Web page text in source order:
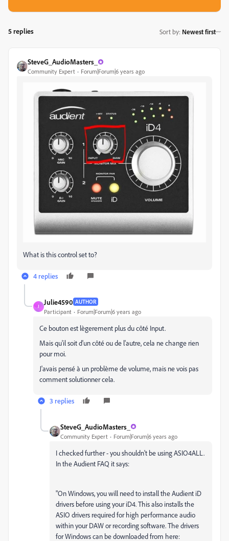
5 replies Sort by: Newest first
SteveG_AudioMasters_
Community Expert Forum|Forum|6 years ago
What is this control set to?
4 replies
J
Julie4590 AUTHOR
Participant Forum|Forum|6 years ago
Ce bouton est lègerement plus du côté Input.
Mais qu'il soit d'un côté ou de l'autre, cela ne change rien
pour moi.
J'avais pensé à un problème de volume, mais ne vois pas
comment solutionner cela.
3 replies
SteveG_AudioMasters_
Community Expert Forum|Forum|6 years ago
I checked further - you shouldn't be using ASIO4ALL.
In the Audient FAQ it says:
"On Windows, you will need to install the Audient iD
drivers before using your iD4. This also installs the
ASIO drivers required for high performance audio
within your DAW or recording software. The drivers
for Windows can be downloaded from here: